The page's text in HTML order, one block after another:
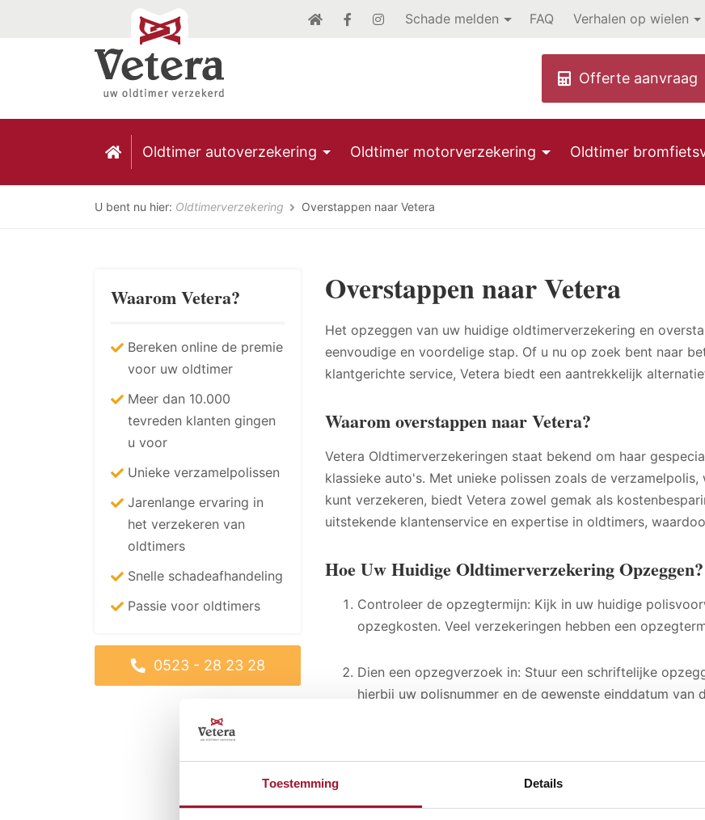
Toestemming Details
Schade melden FAQ Verhalen op wielen
Oldtimer autoverzekering Oldtimer motorverzekering Oldtimer
U bent nu hier: Oldtimerverzekering Overstappen naar Vetera
Waarom Vetera?
Bereken online de premie
voor uw oldtimer
Meer dan 10.000
tevreden klanten gingen
u voor
Unieke verzamelpolissen
Jarenlange ervaring in
het verzekeren van
oldtimers
Snelle schadeafhandeling
Passie voor oldtimers
0523 - 28 23 28
Overstappen naar Vetera
Het opzeggen van uw huidige oldtimerverzekering en
eenvoudige en voordelige stap. Of u nu op zoek bent naar
klantgerichte service, Vetera biedt een aantrekkelijk
Waarom overstappen naar Vetera?
Vetera Oldtimerverzekeringen staat bekend om haar
klassieke auto's. Met unieke polissen zoals de
kunt verzekeren, biedt Vetera zowel gemak als
uitstekende klantenservice en expertise in oldtimers,
Hoe Uw Huidige Oldtimerverzekering Opzeggen?
Controleer de opzegtermijn: Kijk in uw huidige
opzegkosten. Veel verzekeringen hebben een
Dien een opzegverzoek in: Stuur een schriftelijke
hierbij uw polisnummer en de gewenste einddatum van
Bevestiging van opzegging: Vraag om een schriftelijke
misverstanden en biedt u een bewijs van de opzegging.